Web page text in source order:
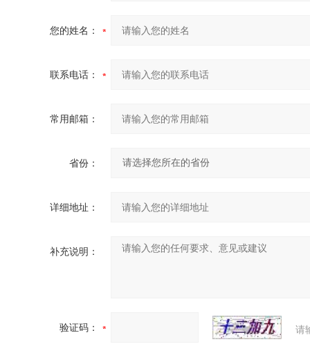
您的姓名：
联系电话：
常用邮箱：
省份：
详细地址：
补充说明：
验证码： 请